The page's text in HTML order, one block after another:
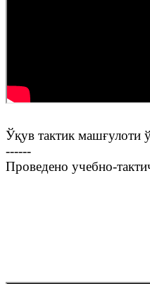
Ўқув тактик машғулоти
------
Проведено учебно-